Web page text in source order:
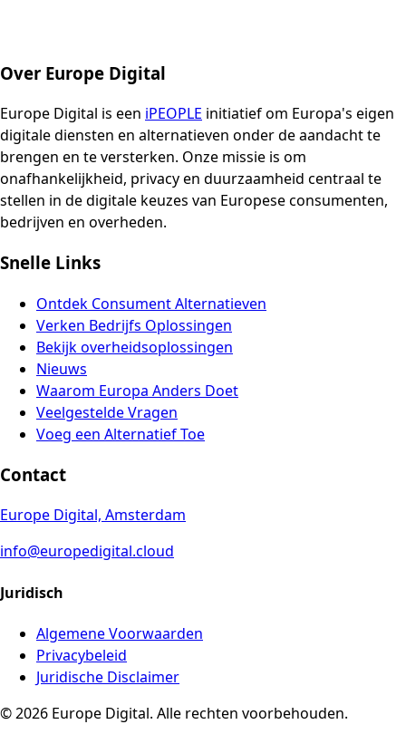
Over Europe Digital
Europe Digital is een iPEOPLE initiatief om Europa's eigen
digitale diensten en alternatieven onder de aandacht te
brengen en te versterken. Onze missie is om
onafhankelijkheid, privacy en duurzaamheid centraal te
stellen in de digitale keuzes van Europese consumenten,
bedrijven en overheden.
Snelle Links
Ontdek Consument Alternatieven
Verken Bedrijfs Oplossingen
Bekijk overheidsoplossingen
Nieuws
Waarom Europa Anders Doet
Veelgestelde Vragen
Voeg een Alternatief Toe
Contact
Europe Digital, Amsterdam
info@europedigital.cloud
Juridisch
Algemene Voorwaarden
Privacybeleid
Juridische Disclaimer
© 2026 Europe Digital. Alle rechten voorbehouden.